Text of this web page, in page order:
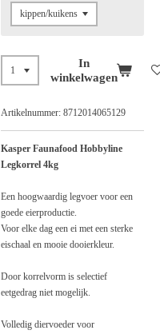
In
winkelwagen
Artikelnummer: 8712014065129
Kasper Faunafood Hobbyline
Legkorrel 4kg
Een hoogwaardig legvoer voor een
goede eierproductie.
Voor elke dag een ei met een sterke
eischaal en mooie dooierkleur.
Door korrelvorm is selectief
eetgedrag niet mogelijk.
Volledig diervoeder voor